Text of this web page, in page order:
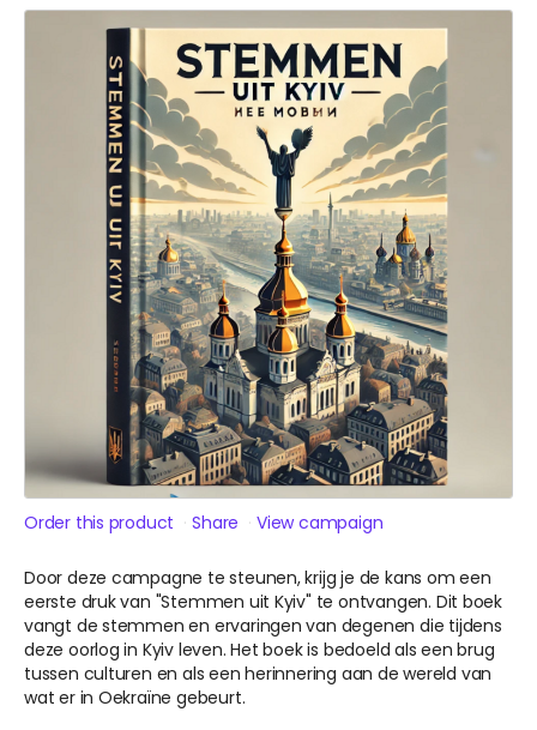
Order this product Share View campaign
Door deze campagne te steunen, krijg je de kans om een
eerste druk van "Stemmen uit Kyiv" te ontvangen. Dit boek
vangt de stemmen en ervaringen van degenen die tijdens
deze oorlog in Kyiv leven. Het boek is bedoeld als een brug
tussen culturen en als een herinnering aan de wereld van
wat er in Oekraïne gebeurt.